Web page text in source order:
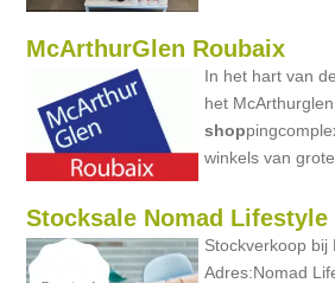
McArthurGlen Roubaix
In het hart van
het
shop
winkels van grote
Stocksale Nomad Lifestyle
Stockverkoop bij
Adres:Nomad